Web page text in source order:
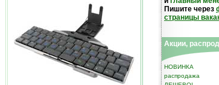
Пишите через
страницы
Акции,
НОВИНКА
распродажа